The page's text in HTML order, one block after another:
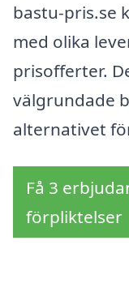
bastu-pris.se
med olika
prisofferter.
välgrundade
alternativet
Få 3
förpliktelser